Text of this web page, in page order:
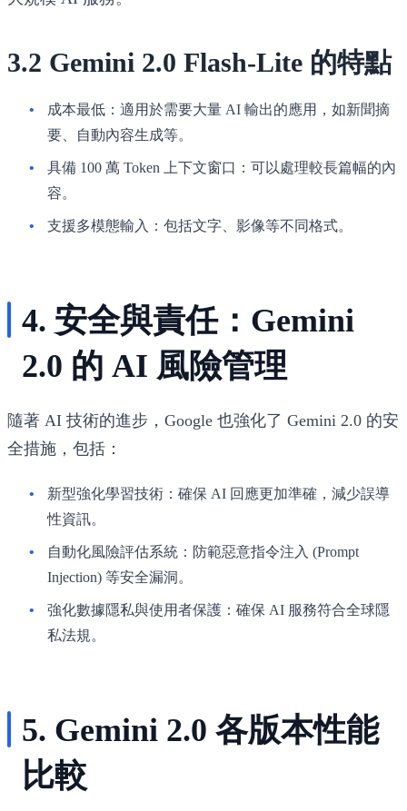
3.2 Gemini 2.0 Flash-Lite 的特點
成本最低 ：適用於需要大量 AI 輸出的應用，如新聞摘
要、自動內容生成等。
具備 100 萬 Token 上下文窗口 ：可以處理較長篇幅的內
容。
支援多模態輸入 ：包括文字、影像等不同格式。
4. 安全與責任：Gemini
2.0 的 AI 風險管理
隨著 AI 技術的進步，Google 也強化了 Gemini 2.0 的安
全措施，包括：
新型強化學習技術 ：確保 AI 回應更加準確，減少誤導
性資訊。
自動化風險評估系統 ：防範惡意指令注入 (Prompt
Injection) 等安全漏洞。
強化數據隱私與使用者保護 ：確保 AI 服務符合全球隱
私法規。
5. Gemini 2.0 各版本性能
比較